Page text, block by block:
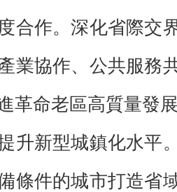
合作。深化省際交
業協作、公共服務
革命老區高質量發
新型城鎮化水平
條件的城市打造省